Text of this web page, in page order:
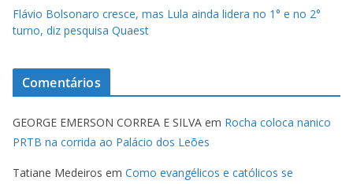
Flávio Bolsonaro cresce, mas Lula ainda lidera no 1° e no 2°
turno, diz pesquisa Quaest
Comentários
GEORGE EMERSON CORREA E SILVA em Rocha coloca nanico
PRTB na corrida ao Palácio dos Leões
Tatiane Medeiros em Como evangélicos e católicos se